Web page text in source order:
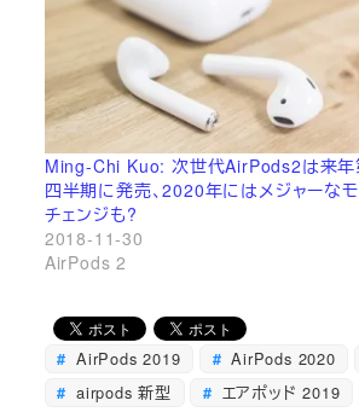
Ming-Chi Kuo: 次世代AirPods2は来年
四半期に発売、2020年にはメジャーな
チェンジも?
2018-11-30
AirPods 2
AirPods 2019 AirPods 2020
airpods 新型
エアポッド 2019